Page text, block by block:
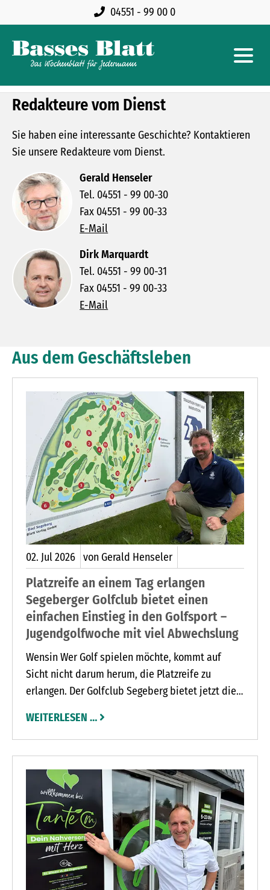
04551 - 99 00 0
Redakteure vom Dienst
Sie haben eine interessante Geschichte? Kontaktieren
Sie unsere Redakteure vom Dienst.
Gerald Henseler
Tel. 04551 - 99 00-30
Fax 04551 - 99 00-33
E-Mail
Dirk Marquardt
Tel. 04551 - 99 00-31
Fax 04551 - 99 00-33
E-Mail
Aus dem Geschäftsleben
02. Jul2026 von Gerald Henseler
Platzreife an einem Tag erlangen
Segeberger Golfclub bietet einen
einfachen Einstieg in den Golfsport –
Jugendgolfwoche mit viel Abwechslung
Wensin Wer Golf spielen möchte, kommt auf
Sicht nicht darum herum, die Platzreife zu
erlangen. Der Golfclub Segeberg bietet jetzt die
erlangen. „Die Leute wollen das kurz und knackig
und nicht über Wochen verteilt auf mehrere
Termine“, sagt Sebastian Bendler, der
Geschäftsführer des Golfclubs Segeberg.
WEITERLESEN …
MIT VIEL ABWECHSLUNG